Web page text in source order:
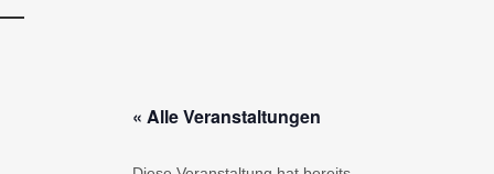
« Alle Veranstaltungen